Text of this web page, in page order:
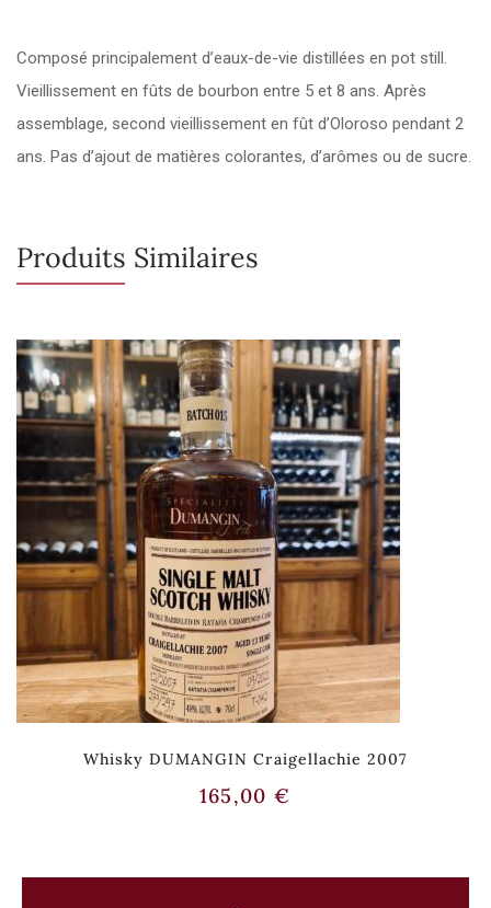
Composé principalement d’eaux-de-vie distillées en pot still.
Vieillissement en fûts de bourbon entre 5 et 8 ans. Après
assemblage, second vieillissement en fût d’Oloroso pendant 2
ans. Pas d’ajout de matières colorantes, d’arômes ou de sucre.
Produits Similaires
Whisky DUMANGIN Craigellachie 2007
165,00€